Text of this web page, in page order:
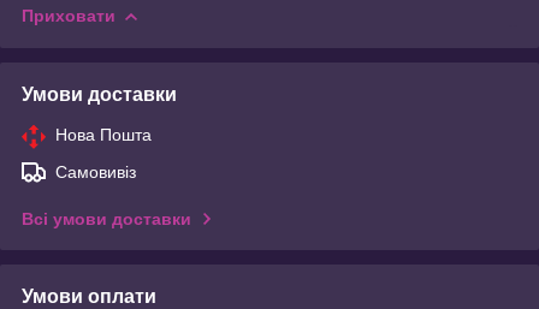
Приховати
Умови доставки
Нова Пошта
Самовивіз
Всі умови доставки
Умови оплати